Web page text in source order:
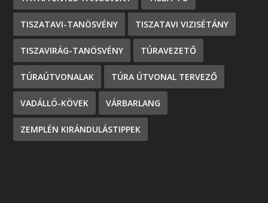
TISZATAVI-TANÖSVÉNY TISZATAVI VIZISÉTÁNY
TISZAVIRÁG-TANÖSVÉNY TÚRAVEZETŐ
TÚRAÚTVONALAK TÚRA ÚTVONAL TERVEZŐ
VADÁLLÓ-KÖVEK VÁRBARLANG
ZEMPLÉN KIRÁNDULÁSTIPPEK